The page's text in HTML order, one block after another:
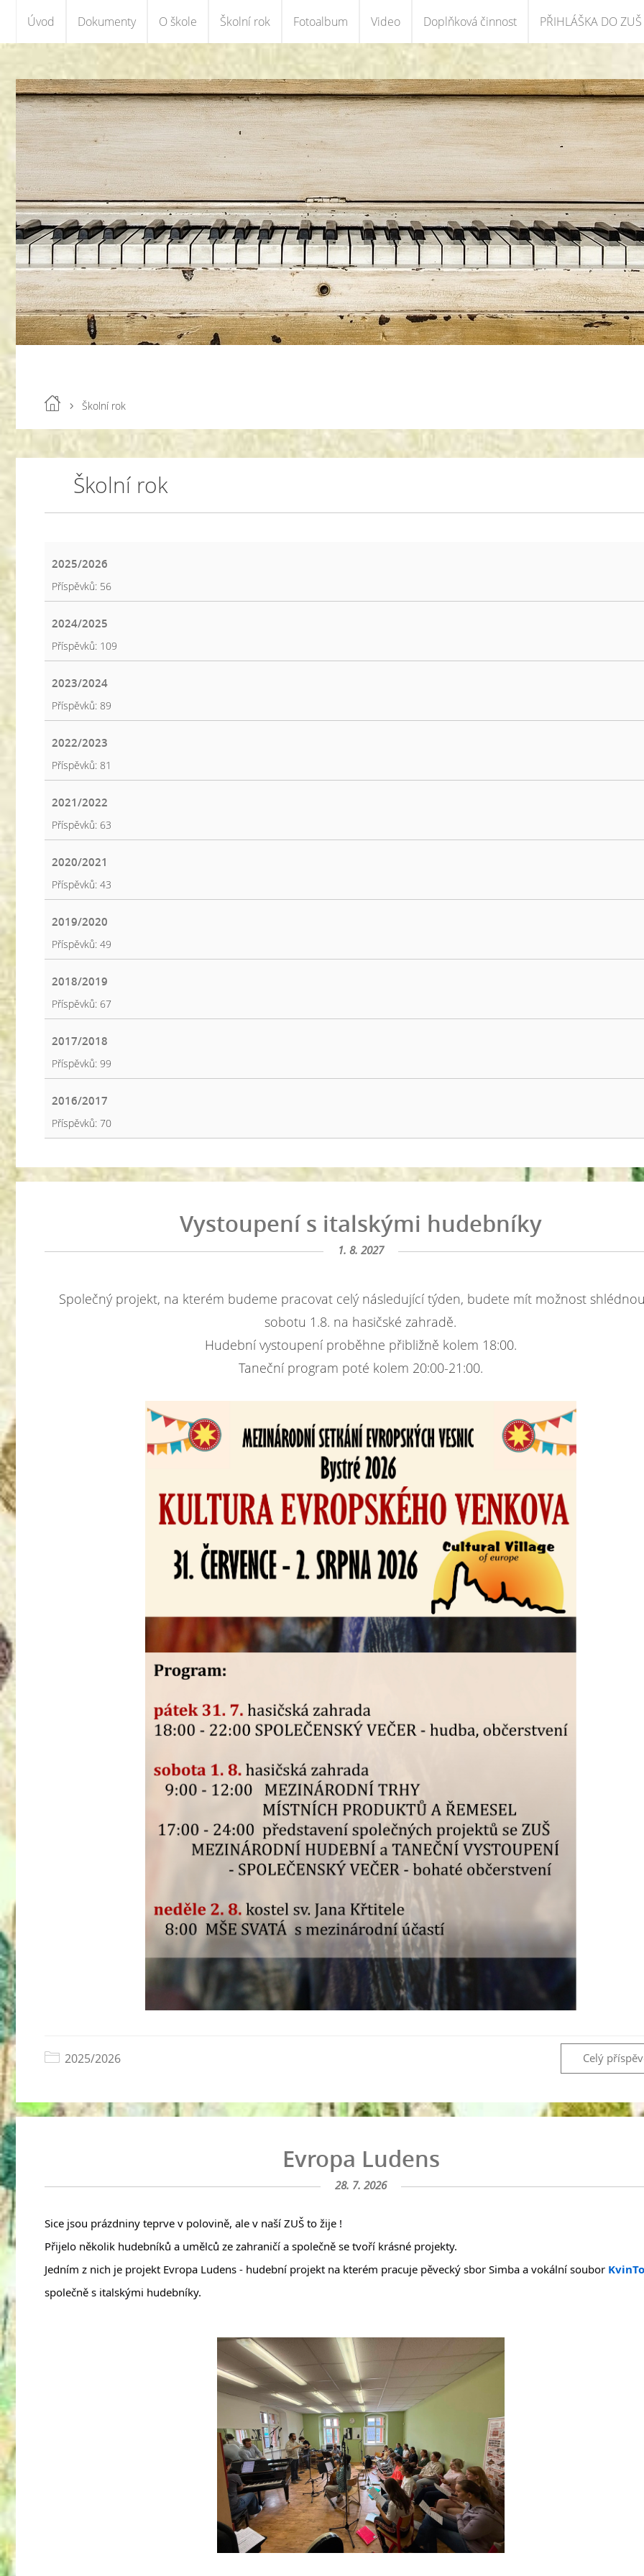
Úvod Dokumenty O škole Školní rok Fotoalbum Video Doplňková činnost PŘIHLÁŠKA DO ZUŠ
Školní rok
Školní rok
2025/2026
Příspěvků: 56
2024/2025
Příspěvků: 109
2023/2024
Příspěvků: 89
2022/2023
Příspěvků: 81
2021/2022
Příspěvků: 63
2020/2021
Příspěvků: 43
2019/2020
Příspěvků: 49
2018/2019
Příspěvků: 67
2017/2018
Příspěvků: 99
2016/2017
Příspěvků: 70
Vystoupení s italskými hudebníky
1. 8. 2027
Společný projekt, na kterém budeme pracovat celý následující týden, budete mít možnost
sobotu 1.8. na hasičské zahradě.
Hudební vystoupení proběhne přibližně kolem 18:00.
Taneční program poté kolem 20:00-21:00.
Celý
2025/2026
Evropa Ludens
28. 7. 2026
Sice jsou prázdniny teprve v polovině, ale v naší ZUŠ to žije !
Přijelo několik hudebníků a umělců ze zahraničí a společně se tvoří krásné projekty.
Jedním z nich je projekt Evropa Ludens - hudební projekt na kterém pracuje pěvecký sbor Simba a vokální soubor
společně s italskými hudebníky.